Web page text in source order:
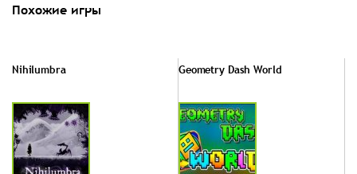
Похожие игры
Nihilumbra Geometry Dash World